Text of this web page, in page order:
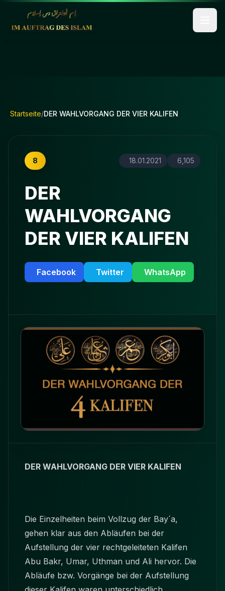
Startseite/DER WAHLVORGANG DER VIER KALIFEN
8 18.01.2021 6,105
DER
WAHLVORGANG
DER VIER KALIFEN
Facebook Twitter WhatsApp
DER WAHLVORGANG DER VIER KALIFEN
Die Einzelheiten beim Vollzug der Bay´a,
gehen klar aus den Abläufen bei der
Aufstellung der vier rechtgeleiteten Kalifen
Abu Bakr, Umar, Uthman und Ali hervor. Die
Abläufe bzw. Vorgänge bei der Aufstellung